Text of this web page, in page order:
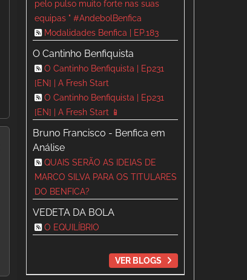
pelo pulso muito forte nas suas
equipas " #AndebolBenfica
Modalidades Benfica | EP.183
O Cantinho Benfiquista
O Cantinho Benfiquista | Ep231
[EN] | A Fresh Start
O Cantinho Benfiquista | Ep231
[EN] | A Fresh Start 📱
Bruno Francisco - Benfica em
Análise
QUAIS SERÃO AS IDEIAS DE
MARCO SILVA PARA OS TITULARES
DO BENFICA?
VEDETA DA BOLA
O EQUILÍBRIO
VER BLOGS